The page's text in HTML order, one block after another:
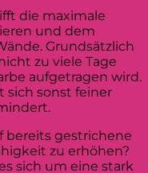
die maximale
und dem
Grundsätzlich
zu viele Tage
aufgetragen wird.
sich sonst feiner
bereits gestrichene
zu erhöhen?
sich um eine stark